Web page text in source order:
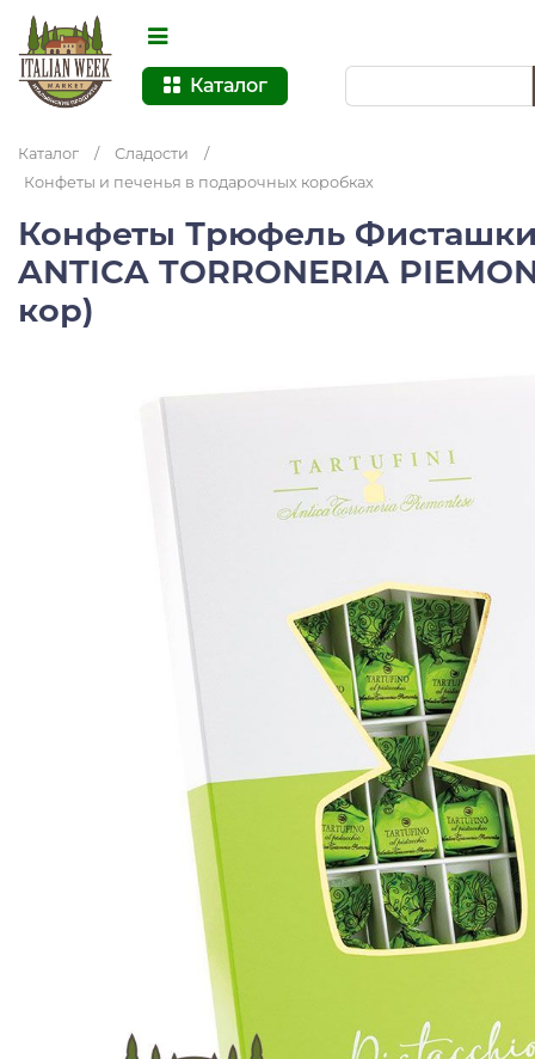
Каталог
Каталог / Сладости
/
Конфеты и печенья в подарочных коробках
Конфеты Трюфель Фисташки
ANTICA TORRONERIA
кор)